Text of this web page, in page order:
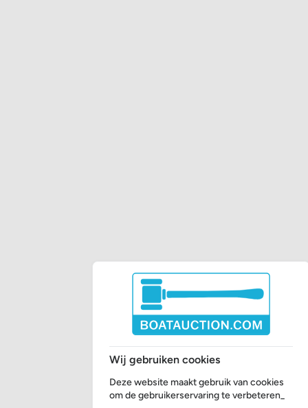
Wij gebruiken cookies
Deze website maakt gebruik van cookies
om de gebruikerservaring te verbeteren_